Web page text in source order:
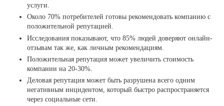
услуги.
Около 70% потребителей готовы рекомендовать компанию с
положительной репутацией.
Исследования показывают, что 85% людей доверяют онлайн-
отзывам так же, как личным рекомендациям.
Положительная репутация может увеличить стоимость
компании на 20-30%.
Деловая репутация может быть разрушена всего одним
негативным инцидентом, который быстро распространяется
через социальные сети.